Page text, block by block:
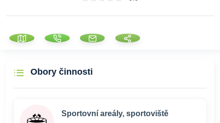
Obory činnosti
Sportovní areály, sportoviště